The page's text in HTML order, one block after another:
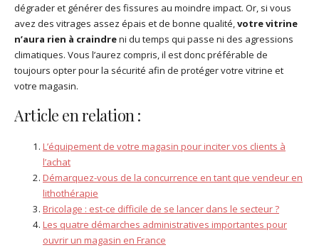
dégrader et générer des fissures au moindre impact. Or, si vous
avez des vitrages assez épais et de bonne qualité,votre vitrine
n’aura rien à craindreni du temps qui passe ni des agressions
climatiques. Vous l’aurez compris, il est donc préférable de
toujours opter pour la sécurité afin de protéger votre vitrine et
votre magasin.
Article en relation :
L’équipement de votre magasin pour inciter vos clients à
l’achat
Démarquez-vous de la concurrence en tant que vendeur en
lithothérapie
Bricolage : est-ce difficile de se lancer dans le secteur ?
Les quatre démarches administratives importantes pour
ouvrir un magasin en France